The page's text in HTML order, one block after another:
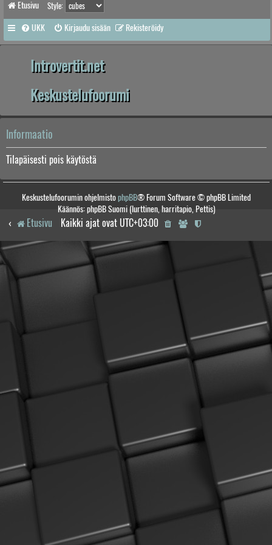
Etusivu Style:
UKK Kirjaudu sisään Rekisteröidy
Introvertit.net
Keskustelufoorumi
Informaatio
Tilapäisesti pois käytöstä
Keskustelufoorumin ohjelmistophpBB® Forum Software © phpBB Limited
Käännös: phpBB Suomi (lurttinen, harritapio, Pettis)
Etusivu Kaikki ajat ovat UTC+03:00